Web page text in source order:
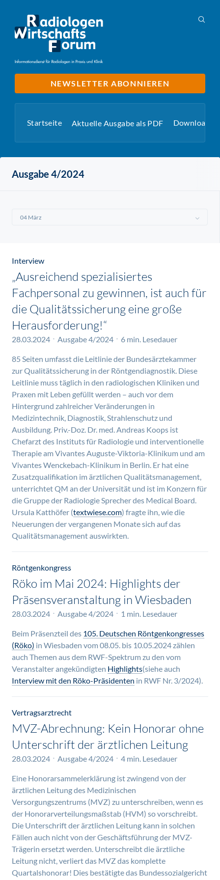
NEWSLETTER ABONNIEREN
Startseite Aktuelle Ausgabe als PDF Downloads
Ausgabe 4/2024
Interview
„Ausreichend spezialisiertes
Fachpersonal zu gewinnen, ist auch für
die Qualitätssicherung eine große
Herausforderung!“
28.03.2024 Ausgabe 4/2024 6 min. Lesedauer
85 Seiten umfasst die Leitlinie der Bundesärztekammer
zur Qualitätssicherung in der Röntgendiagnostik. Diese
Leitlinie muss täglich in den radiologischen Kliniken und
Praxen mit Leben gefüllt werden – auch vor dem
Hintergrund zahlreicher Veränderungen in
Medizintechnik, Diagnostik, Strahlenschutz und
Ausbildung. Priv.-Doz. Dr. med. Andreas Koops ist
Chefarzt des Instituts für Radiologie und interventionelle
Therapie am Vivantes Auguste-Viktoria-Klinikum und am
Vivantes Wenckebach-Klinikum in Berlin. Er hat eine
Zusatzqualifikation im ärztlichen Qualitätsmanagement,
unterrichtet QM an der Universität und ist im Konzern für
die Gruppe der Radiologie Sprecher des Medical Board.
Ursula Katthöfer (textwiese.com) fragte ihn, wie die
Neuerungen der vergangenen Monate sich auf das
Qualitätsmanagement auswirkten.
Röntgenkongress
Röko im Mai 2024: Highlights der
Präsensveranstaltung in Wiesbaden
28.03.2024 Ausgabe 4/2024 1 min. Lesedauer
Beim Präsenzteil des 105. Deutschen Röntgenkongresses
(Röko) in Wiesbaden vom 08.05. bis 10.05.2024 zählen
auch Themen aus dem RWF-Spektrum zu den vom
Veranstalter angekündigten Highlights(siehe auch
Interview mit den Röko-Präsidenten in RWF Nr. 3/2024).
Vertragsarztrecht
MVZ-Abrechnung: Kein Honorar ohne
Unterschrift der ärztlichen Leitung
28.03.2024 Ausgabe 4/2024 4 min. Lesedauer
Eine Honorarsammelerklärung ist zwingend von der
ärztlichen Leitung des Medizinischen
Versorgungszentrums (MVZ) zu unterschreiben, wenn es
der Honorarverteilungsmaßstab (HVM) so vorschreibt.
Die Unterschrift der ärztlichen Leitung kann in solchen
Fällen auch nicht von der Geschäftsführung der MVZ-
Trägerin ersetzt werden. Unterschreibt die ärztliche
Leitung nicht, verliert das MVZ das komplette
Quartalshonorar! Dies bestätigte das Bundessozialgericht